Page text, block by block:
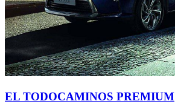
EL TODOCAMINOS PREMIUM